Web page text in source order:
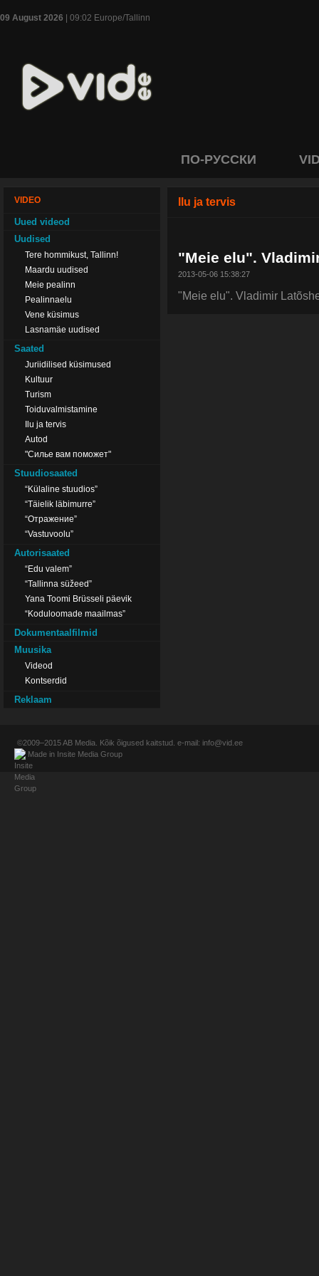
09 August 2026 | 09:02 Europe/Tallinn
ПО-РУССКИ
VIDEO
Uued videod
Uudised
Tere hommikust, Tallinn!
Maardu uudised
Meie pealinn
Pealinnaelu
Vene küsimus
Lasnamäe uudised
Saated
Juriidilised küsimused
Kultuur
Turism
Toiduvalmistamine
Ilu ja tervis
Autod
"Силье вам поможет"
Stuudiosaated
“Külaline stuudios”
“Täielik läbimurre”
“Отражение”
“Vastuvoolu”
Autorisaated
“Edu valem”
“Tallinna süžeed”
Yana Toomi Brüsseli päevik
“Koduloomade maailmas”
Dokumentaalfilmid
Muusika
Videod
Kontserdid
Reklaam
Ilu ja tervis
"Meie elu".
2013-05-06 15:38:27
"Meie elu". Vladimir
©2009–2015AB Media . Kõik õigused kaitstud. e-mail: info@vid.ee
Made in Insite Media Group